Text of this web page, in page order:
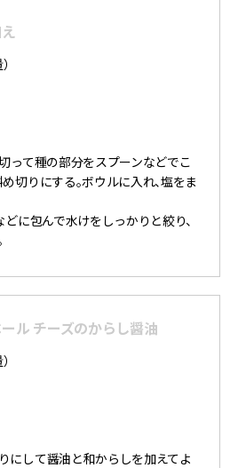
って種の部分をスプーンなどでこ
切りにする。ボウルに入れ、塩をま
に包んで水けをしっかりと絞り、
ル チーズのからし醤油
にして醤油と和からしを加えてよ